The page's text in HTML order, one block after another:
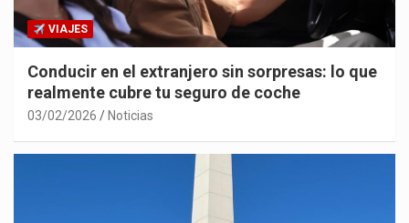
VIAJES
Conducir en el extranjero sin sorpresas: lo que
realmente cubre tu seguro de coche
03/02/2026 Noticias